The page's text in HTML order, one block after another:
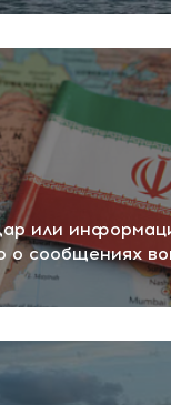
или
о сообщениях